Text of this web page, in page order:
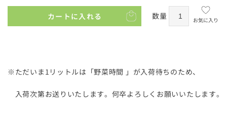
数量
カートに入れる お気に入り
※ただいま1リットルは「野菜時間 」が入荷待ちのため、
入荷次第お送りいたします。何卒よろしくお願いいたします。